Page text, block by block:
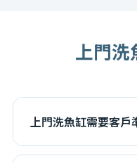
上門洗
上門洗魚缸需要客戶
建議預留魚缸前方工